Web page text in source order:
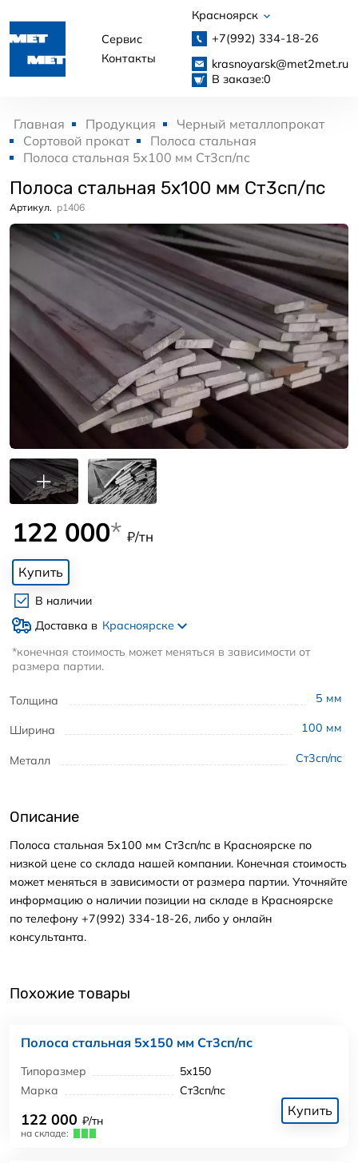
Сервис
Контакты
Красноярск
+7(992) 334-18-26
krasnoyarsk@met2met.ru
В заказе:0
Главная Продукция
Черный металлопрокат
Сортовой прокат
Полоса стальная
Полоса стальная 5x100 мм Ст3сп/пс
Полоса стальная 5x100 мм Ст3сп/пс
Артикул. p1406
Толщина 5 мм
Ширина 100 мм
Металл Ст3сп/пс
122 000* ₽/тн
Купить
В наличии
Доставка в Красноярске
*конечная стоимость может меняться в зависимости от
размера партии.
Описание
Полоса стальная 5x100 мм Ст3сп/пс в Красноярске по
низкой цене со склада нашей компании. Конечная стоимость
может меняться в зависимости от размера партии. Уточняйте
информацию о наличии позиции на складе в Красноярске
по телефону +7(992) 334-18-26, либо у онлайн
консультанта.
Похожие товары
Полоса стальная 5x150 мм Ст3сп/пс
Типоразмер
5x150
Марка
Ст3сп/пс
122 000 ₽/тн
на складе:
Купить